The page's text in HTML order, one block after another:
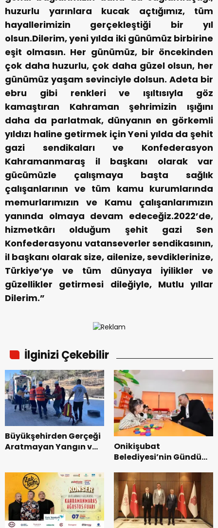
huzurlu yarınlara kucak açtığımız, tüm
hayallerimizin gerçekleştiği bir yıl
olsun.Dilerim, yeni yılda iki günümüz birbirine
eşit olmasın. Her günümüz, bir öncekinden
çok daha huzurlu, çok daha güzel olsun, her
günümüz yaşam sevinciyle dolsun. Adeta bir
ebru gibi renkleri ve ışıltısıyla göz
kamaştıran Kahraman şehrimizin ışığını
daha da parlatmak, dünyanın en görkemli
yıldızı haline getirmek için Yeni yılda da şehit
gazi sendikaları ve Konfederasyon
Kahramanmaraş il başkanı olarak var
gücümüzle çalışmaya başta sağlık
çalışanlarının ve tüm kamu kurumlarında
memurlarımızın ve Kamu çalışanlarımızın
yanında olmaya devam edeceğiz.2022’de,
hizmetkârı olduğum şehit gazi Sen
Konfederasyonu vatanseverler sendikasının,
il başkanı olarak size, ailenize, sevdiklerinize,
Türkiye’ye ve tüm dünyaya iyilikler ve
güzellikler getirmesi dileğiyle, Mutlu yıllar
Dilerim.”
İlginizi Çekebilir
Büyükşehirden Gerçeği
Aratmayan Yangın ve
Onikişubat
Belediyesi’nin Gündüz
dönemin ön kayıtları
başladı.